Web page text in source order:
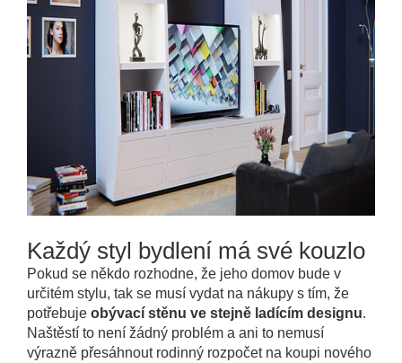
Každý styl bydlení má své kouzlo
Pokud se někdo rozhodne, že jeho domov bude v
určitém stylu, tak se musí vydat na nákupy s tím, že
potřebuje obývací stěnu ve stejně ladícím designu.
Naštěstí to není žádný problém a ani to nemusí
výrazně přesáhnout rodinný rozpočet na koupi nového